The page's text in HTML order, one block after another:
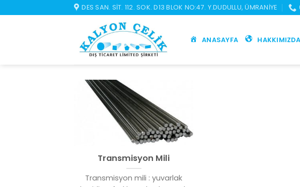
atla
DES SAN. SIT. 112. SOK. D13 BLOK NO:47. Y.DUDULLU, ÜMRANIYE
ANASAYFA HAKKIMIZDA
Transmisyon Mili
Transmisyon mili : yuvarlak